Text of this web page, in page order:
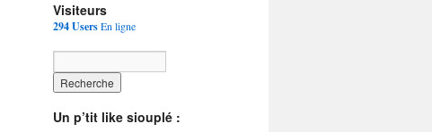
Visiteurs
294 UsersEn ligne
Un p’tit like siouplé :